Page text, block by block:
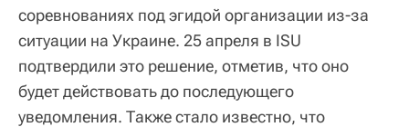
соревнованиях под эгидой организации из-за
ситуации на Украине. 25 апреля в ISU
подтвердили это решение, отметив, что оно
будет действовать до последующего
уведомления. Также стало известно, что